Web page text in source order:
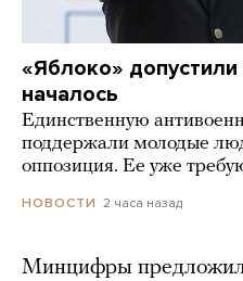
«Яблоко»
началось
Единственную
поддержали молодые
оппозиция. Ее уже
НОВОСТИ 2 часа назад
Минцифры